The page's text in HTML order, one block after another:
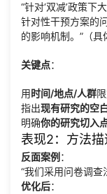
“针对‘双减’政策下
针对性干预方案的
的影响机制。”（具
关键点：
用时间/地点/人群
指出现有研究的空
明确你的研究切入
表现2：方法描
反面案例 ：
“我们采用问卷调查
优化后：